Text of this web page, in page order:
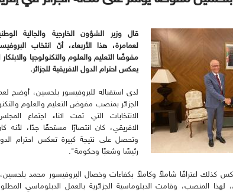
قال وزير الشؤون الخارجية والجالية
لعمامرة، هذا الأربعاء، أنّ انتخاب
مفوضًا التعليم والعلوم والتكنولوجيا والابتكار
يعكس احترام الدول الافريقية للجزائر.
لدى استقباله للبروفيسور بلحسين، أوضح
الجزائر بمنصب مفوض التعليم والعلوم
الانتخابات التي تمت اثناء اجتماع
الافريقي، كان انتصارًا مستحقًا جدًا، لأنه
وتحصل على نتيجة كبيرة تعكس احترام الدول
رئيسًا وشعبًا وحكومة".
كذلك اعترافًا شاملاً وكاملاً بكفاءات وخصال البروفيسور محمد
لهذا المنصب، وقامت الدبلوماسية الجزائرية بالعمل الدبلوماسي